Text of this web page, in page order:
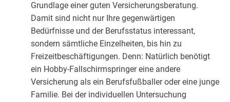
Grundlage einer guten Versicherungsberatung.
Damit sind nicht nur Ihre gegenwärtigen
Bedürfnisse und der Berufsstatus interessant,
sondern sämtliche Einzelheiten, bis hin zu
Freizeitbeschäftigungen. Denn: Natürlich benötigt
ein Hobby-Fallschirmspringer eine andere
Versicherung als ein Berufsfußballer oder eine junge
Familie. Bei der individuellen Untersuchung